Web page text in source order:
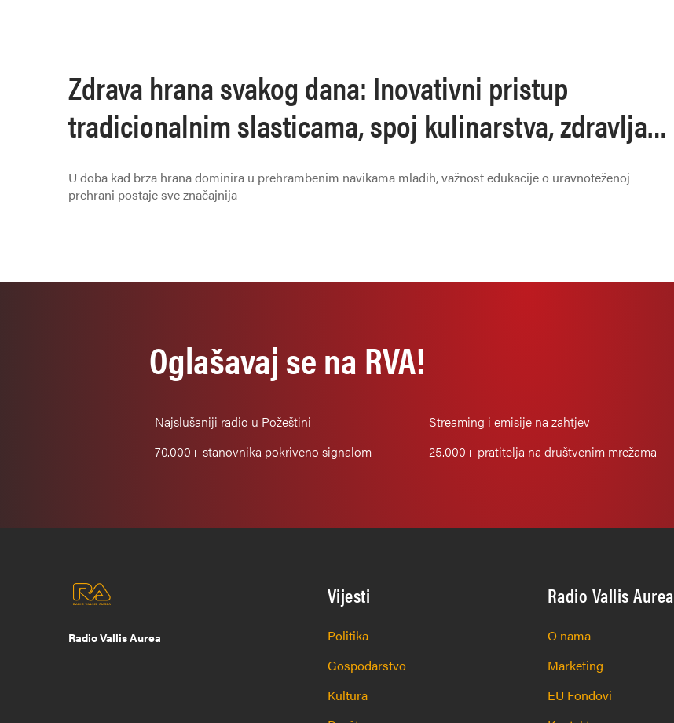
Zdrava hrana svakog dana: Inovativni pristup
tradicionalnim slasticama, spoj kulinarstva, zdravlja i
tehnologije u školskom projektu
U doba kad brza hrana dominira u prehrambenim navikama mladih, važnost edukacije o uravnoteženoj
prehrani postaje sve značajnija
Oglašavaj se na RVA!
Najslušaniji radio u Požeštini
Streaming i emisije na zahtjev
70.000+ stanovnika pokriveno signalom 25.000+ pratitelja na društvenim mrežama
Radio Vallis Aurea
Vijesti
Politika
Gospodarstvo
Kultura
Radio Vallis Aurea
O nama
Marketing
EU Fondovi